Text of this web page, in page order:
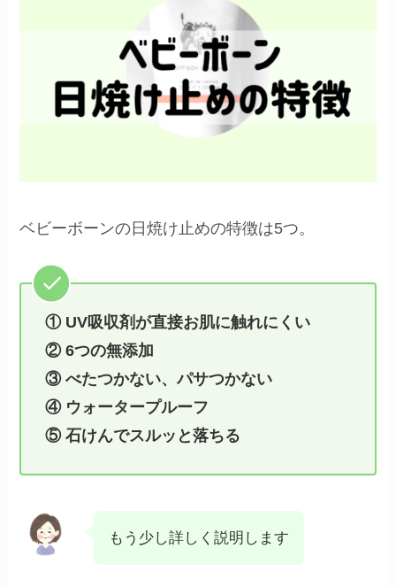
ベビーボーンの日焼け止めの特徴は5つ。
① UV吸収剤が直接お肌に触れにくい
② 6つの無添加
③ べたつかない、パサつかない
④ ウォータープルーフ
⑤ 石けんでスルッと落ちる
もう少し詳しく説明します